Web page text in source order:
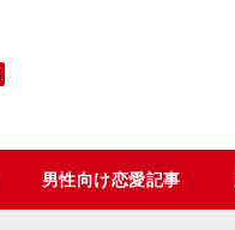
男性向け恋愛記事